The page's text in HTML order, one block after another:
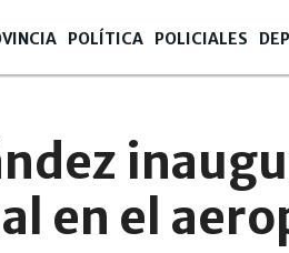
POLÍTICA POLICIALES
en el